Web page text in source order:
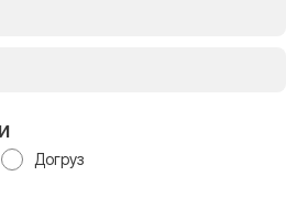
Догруз